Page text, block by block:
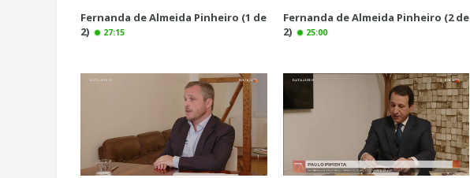
Fernanda de Almeida Pinheiro (1 de
2)
27:15
Fernanda de Almeida Pinheiro (2 de
2)
25:00